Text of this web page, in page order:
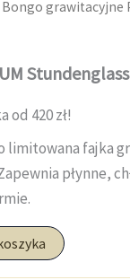
Bongo grawitacyjne
od 420 zł!
limitowana fajka
płynne,